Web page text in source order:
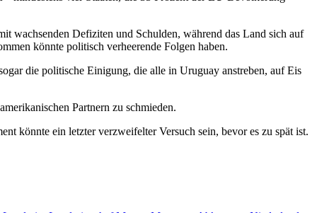
wachsenden Defiziten und Schulden, während das Land sich auf
könnte politisch verheerende Folgen haben.
die politische Einigung, die alle in Uruguay anstreben, auf Eis
Partnern zu schmieden.
könnte ein letzter verzweifelter Versuch sein, bevor es zu spät ist.